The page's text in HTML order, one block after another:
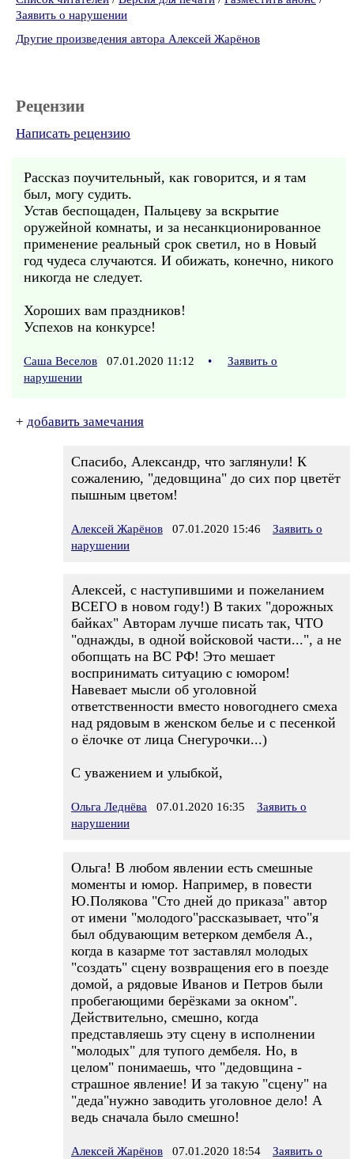
Заявить о нарушении
Другие произведения автора Алексей Жарёнов
Рецензии
Написать рецензию
Рассказ поучительный, как говорится, и я там
был, могу судить.
Устав беспощаден, Пальцеву за вскрытие
оружейной комнаты, и за несанкционированное
применение реальный срок светил, но в Новый
год чудеса случаются. И обижать, конечно, никого
никогда не следует.
Хороших вам праздников!
Успехов на конкурсе!
Саша Веселов 07.01.2020 11:12 •
Заявить о
нарушении
+ добавить замечания
Спасибо, Александр, что заглянули! К
сожалению, "дедовщина" до сих пор цветёт
пышным цветом!
Алексей Жарёнов 07.01.2020 15:46
Заявить о
нарушении
Алексей, с наступившими и пожеланием
ВСЕГО в новом году!) В таких "дорожных
байках" Авторам лучше писать так, ЧТО
"однажды, в одной войсковой части...", а не
обопщать на ВС РФ! Это мешает
воспринимать ситуацию с юмором!
Навевает мысли об уголовной
ответственности вместо новогоднего смеха
над рядовым в женском белье и с песенкой
о ёлочке от лица Снегурочки...)
С уважением и улыбкой,
Ольга Леднёва 07.01.2020 16:35
Заявить о
нарушении
Ольга! В любом явлении есть смешные
моменты и юмор. Например, в повести
Ю.Полякова "Сто дней до приказа" автор
от имени "молодого"рассказывает, что"я
был обдувающим ветерком дембеля А.,
когда в казарме тот заставлял молодых
"создать" сцену возвращения его в поезде
домой, а рядовые Иванов и Петров были
пробегающими берёзками за окном".
Действительно, смешно, когда
представляешь эту сцену в исполнении
"молодых" для тупого дембеля. Но, в
целом" понимаешь, что "дедовщина -
страшное явление! И за такую "сцену" на
"деда"нужно заводить уголовное дело! А
ведь сначала было смешно!
Алексей Жарёнов 07.01.2020 18:54
Заявить о